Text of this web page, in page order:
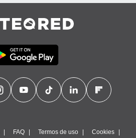
FAQ Termos de uso Cookies